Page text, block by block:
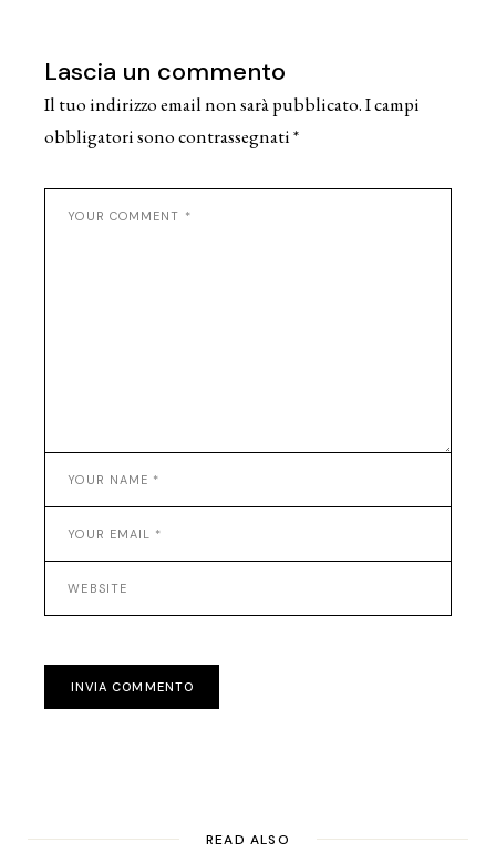
Lascia un commento
Il tuo indirizzo email non sarà pubblicato.I campi
obbligatori sono contrassegnati*
INVIA COMMENTO
READ ALSO